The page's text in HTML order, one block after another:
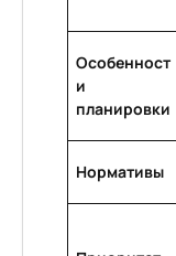
Особенност
и
планировки
Нормативы